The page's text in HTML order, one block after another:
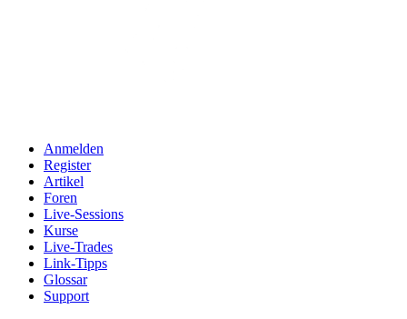
Anmelden
Register
Artikel
Foren
Live-Sessions
Kurse
Live-Trades
Link-Tipps
Glossar
Support